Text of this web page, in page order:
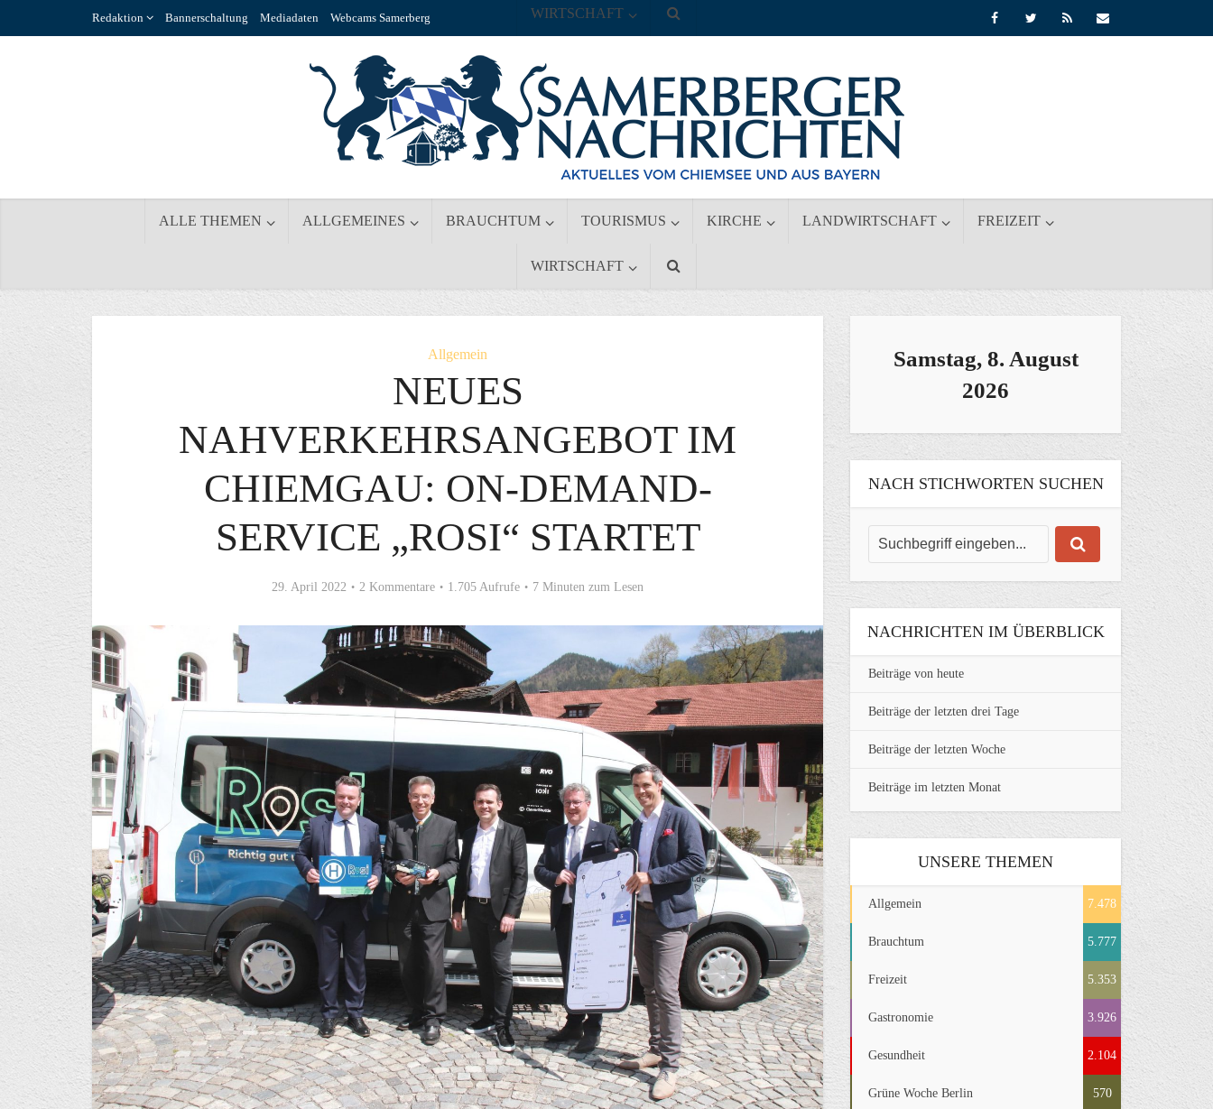
Redaktion Bannerschaltung Mediadaten Webcams Samerberg
ALLE THEMEN ALLGEMEINES BRAUCHTUM TOURISMUS KIRCHE LANDWIRTSCHAFT FREIZEIT
WIRTSCHAFT
WIRTSCHAFT
Allgemein
NEUES
NAHVERKEHRSANGEBOT IM
CHIEMGAU: ON-DEMAND-
SERVICE „ROSI“ STARTET
29. April 2022 2 Kommentare 1.705 Aufrufe 7 Minuten zum Lesen
Samstag, 8. August
2026
NACH STICHWORTEN SUCHEN
NACHRICHTEN IM ÜBERBLICK
Beiträge von heute
Beiträge der letzten drei Tage
Beiträge der letzten Woche
Beiträge im letzten Monat
UNSERE THEMEN
Allgemein 7.478
Brauchtum 5.777
Freizeit 5.353
Gastronomie 3.926
Gesundheit 2.104
Grüne Woche Berlin 570